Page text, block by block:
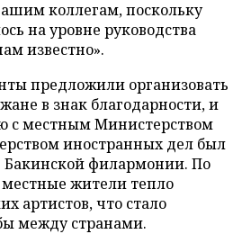
коллегам, поскольку
на уровне руководства
известно».
предложили организовать
в знак благодарности, и
с местным Министерством
иностранных дел был
Бакинской филармонии. По
жители тепло
артистов, что стало
между странами.